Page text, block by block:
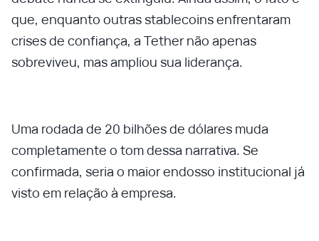
que, enquanto outras stablecoins enfrentaram
crises de confiança, a Tether não apenas
sobreviveu, mas ampliou sua liderança.
Uma rodada de 20 bilhões de dólares muda
completamente o tom dessa narrativa. Se
confirmada, seria o maior endosso institucional já
visto em relação à empresa.